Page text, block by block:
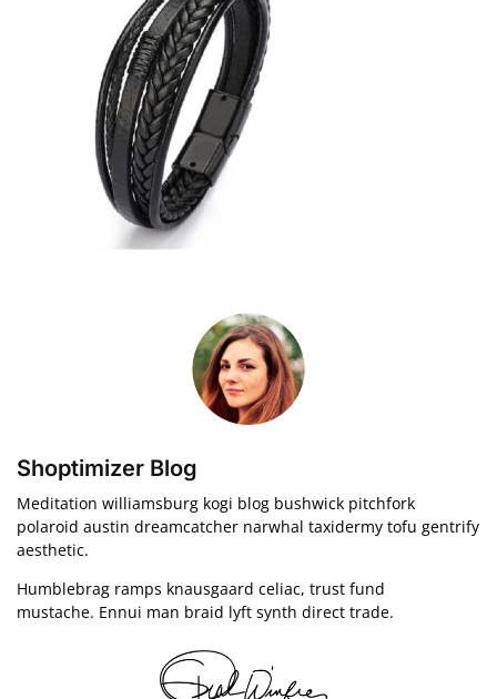
Shoptimizer Blog
Meditation williamsburg kogi blog bushwick pitchfork
polaroid austin dreamcatcher narwhal taxidermy tofu gentrify
aesthetic.
Humblebrag ramps knausgaard celiac, trust fund
mustache. Ennui man braid lyft synth direct trade.